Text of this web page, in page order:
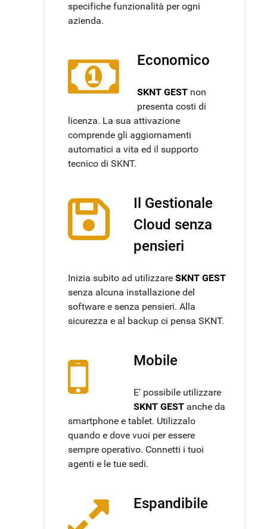
specifiche funzionalità per ogni
azienda.
Economico
SKNT GEST non
presenta costi di
licenza. La sua attivazione
comprende gli aggiornamenti
automatici a vita ed il supporto
tecnico di SKNT.
Il Gestionale
Cloud senza
pensieri
Inizia subito ad utilizzare SKNT GEST
senza alcuna installazione del
software e senza pensieri. Alla
sicurezza e al backup ci pensa SKNT.
Mobile
E' possibile utilizzare
SKNT GEST anche da
smartphone e tablet. Utilizzalo
quando e dove vuoi per essere
sempre operativo. Connetti i tuoi
agenti e le tue sedi.
Espandibile